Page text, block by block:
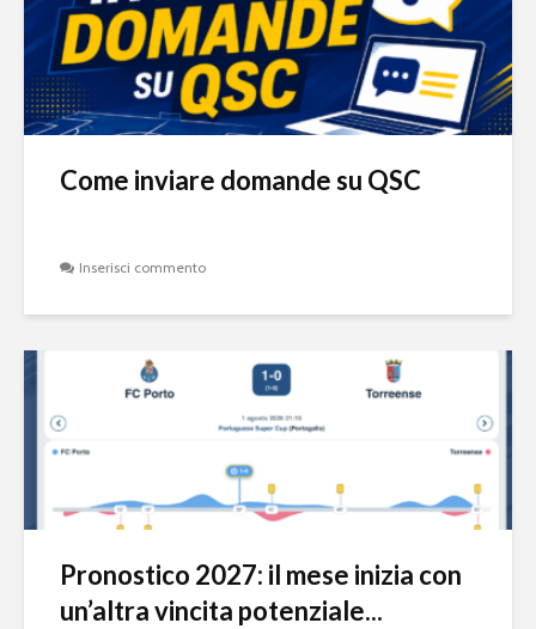
Come inviare domande su QSC
Inserisci commento
Pronostico 2027: il mese inizia con
un’altra vincita potenziale...